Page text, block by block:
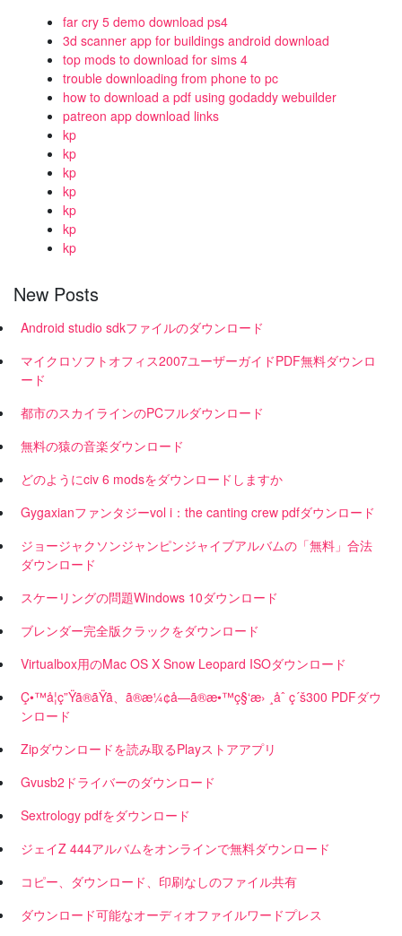
far cry 5 demo download ps4
3d scanner app for buildings android download
top mods to download for sims 4
trouble downloading from phone to pc
how to download a pdf using godaddy webuilder
patreon app download links
kp
kp
kp
kp
kp
kp
kp
New Posts
Android studio sdkファイルのダウンロード
マイクロソフトオフィス2007ユーザーガイドPDF無料ダウンロ
ード
都市のスカイラインのPCフルダウンロード
無料の猿の音楽ダウンロード
どのようにciv 6 modsをダウンロードしますか
Gygaxianファンタジーvol i：the canting crew pdfダウンロード
ジョージャクソンジャンピンジャイブアルバムの「無料」合法
ダウンロード
スケーリングの問題Windows 10ダウンロード
ブレンダー完全版クラックをダウンロード
Virtualbox用のMac OS X Snow Leopard ISOダウンロード
Ç•™å­¦ç”Ÿã®ãŸã、ã®æ¼¢å­—ã®æ•™ç§‘æ› ¸åˆ ç´š300 PDFダウ
ンロード
Zipダウンロードを読み取るPlayストアアプリ
Gvusb2ドライバーのダウンロード
Sextrology pdfをダウンロード
ジェイZ 444アルバムをオンラインで無料ダウンロード
コピー、ダウンロード、印刷なしのファイル共有
ダウンロード可能なオーディオファイルワードプレス